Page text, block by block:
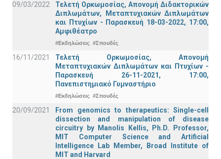
09/03/2022
Τελετή Ορκωμοσίας, Απονομή Διδακτορικών
Διπλωμάτων, Μεταπτυχιακών Διπλωμάτων
και Πτυχίων - Παρασκευή 18-03-2022, 17:00,
Αμφιθέατρο
#Εκδηλώσεις #Σπουδές
16/11/2021
Τελετή Ορκωμοσίας, Απονομή
Μεταπτυχιακών Διπλωμάτων και Πτυχίων -
Παρασκευή 26-11-2021, 17:00,
Πανεπιστημιακό Γυμναστήριο
#Εκδηλώσεις #Σπουδές
20/09/2021
From genomics to therapeutics: Single-cell
dissection and manipulation of disease
circuitry by Manolis Kellis, Ph.D. Professor,
MIT Computer Science and Artificial
Intelligence Lab Member, Broad Institute of
MIT and Harvard